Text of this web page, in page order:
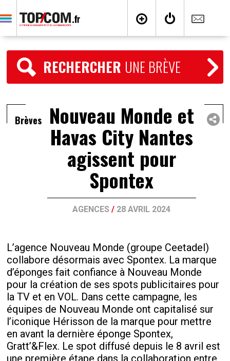
RECHERCHER UNE BRÈVE
Brèves Nouveau Monde et
Havas City Nantes
agissent pour
Spontex
AGENCES / 28 AVRIL 2024
L’agence Nouveau Monde (groupe Ceetadel)
collabore désormais avec Spontex. La marque
d’éponges fait confiance à Nouveau Monde
pour la création de ses spots publicitaires pour
la TV et en VOL. Dans cette campagne, les
équipes de Nouveau Monde ont capitalisé sur
l’iconique Hérisson de la marque pour mettre
en avant la dernière éponge Spontex,
Gratt’&Flex. Le spot diffusé depuis le 8 avril est
une première étape dans la collaboration entre